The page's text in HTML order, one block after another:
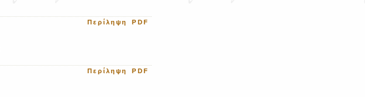
Περίληψη PDF
Περίληψη PDF